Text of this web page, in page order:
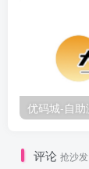
评论 抢沙发